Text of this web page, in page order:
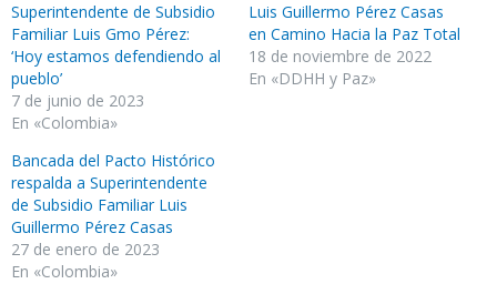
Superintendente de Subsidio
Familiar Luis Gmo Pérez:
‘Hoy estamos defendiendo al
pueblo’
7 de junio de 2023
En «Colombia»
Luis Guillermo Pérez Casas
en Camino Hacia la Paz Total
18 de noviembre de 2022
En «DDHH y Paz»
Bancada del Pacto Histórico
respalda a Superintendente
de Subsidio Familiar Luis
Guillermo Pérez Casas
27 de enero de 2023
En «Colombia»